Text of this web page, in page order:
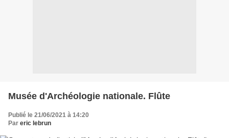
Musée d'Archéologie nationale. Flûte
Publié le 21/06/2021 à 14:20
Par eric lebrun